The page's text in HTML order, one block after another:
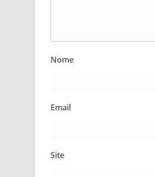
Nome
Email
Site